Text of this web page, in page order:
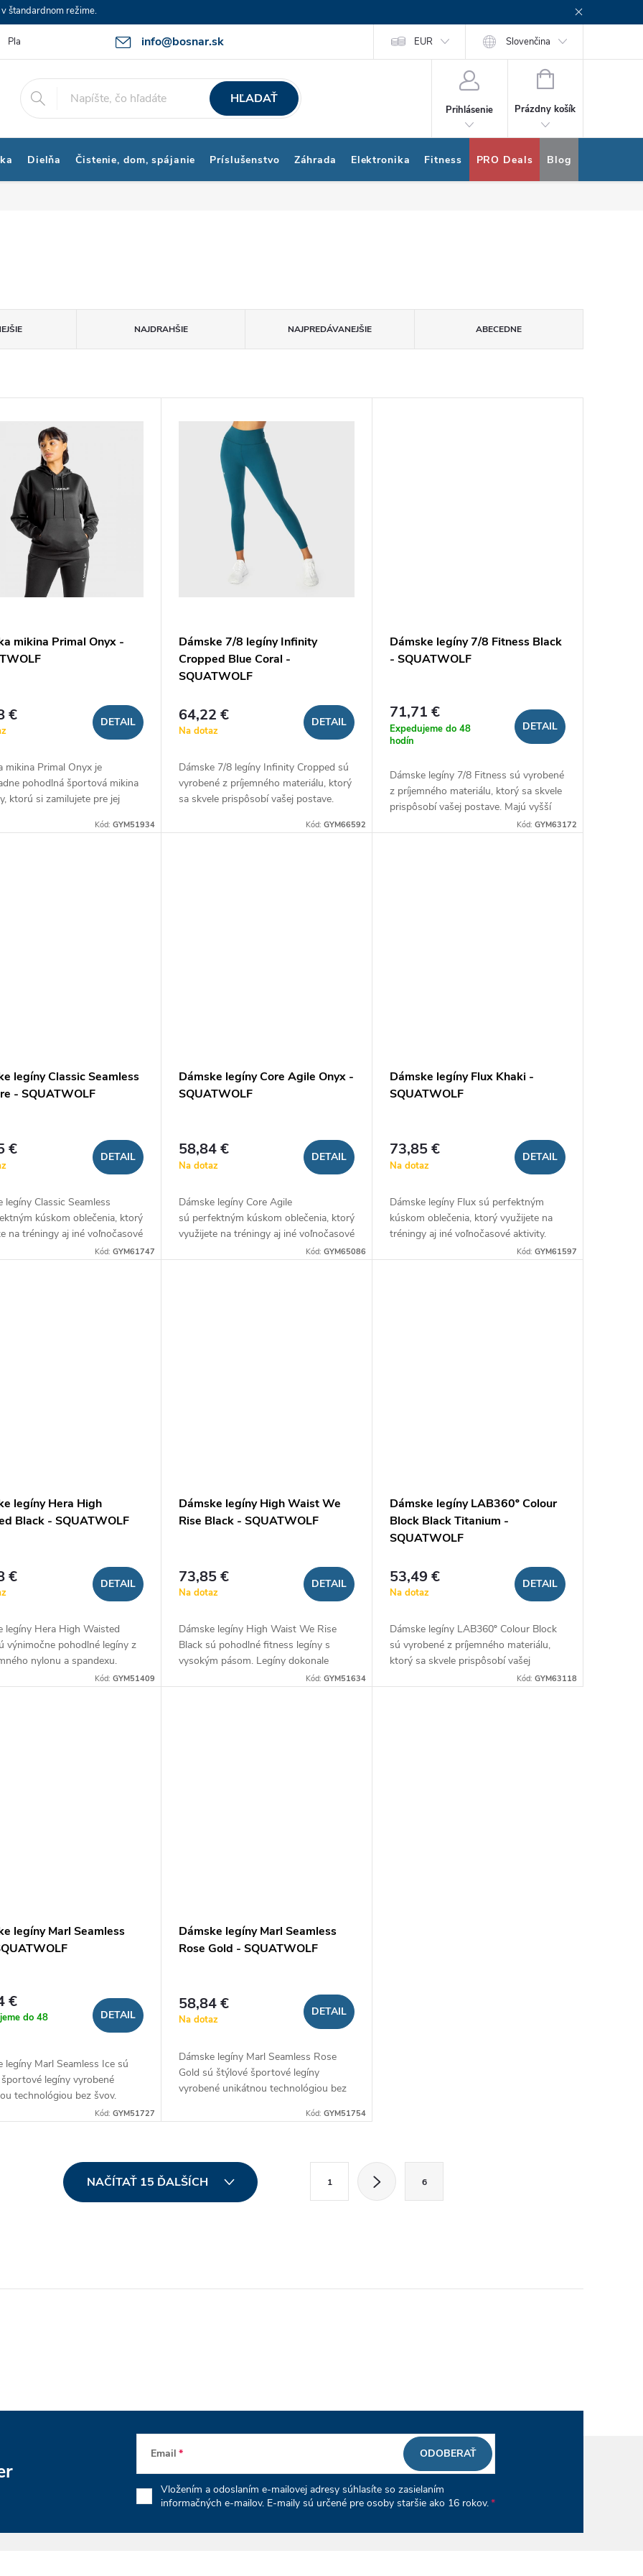
štandardnom režime.
info@bosnar.sk
Platby a Doprava Kontakty Obchodné podmienky Nákup na splátky Quatro
EUR Slovenčina
HĽADAŤ
Prihlásenie
NÁKUPNÝ
Prázdny košík
Dielňa Čistenie, dom, spájanie Príslušenstvo Záhrada Elektronika Fitness PRO Deals Blog
NAJDRAHŠIE NAJPREDÁVANEJŠIE ABECEDNE
mikina Primal Onyx -
€ DETAIL
mikina Primal Onyx je
pohodlná športová mikina
ktorú si zamilujete pre jej
Je doplnená o...Kód: GYM51934
Dámske 7/8 legíny Infinity
Cropped Blue Coral -
SQUATWOLF
64,22 €
Na dotaz
DETAIL
Dámske 7/8 legíny Infinity Cropped sú
vyrobené z príjemného materiálu, ktorý
sa skvele prispôsobí vašej postave.
vypracované pozadie. Materiál...
Kód: GYM66592
Dámske legíny 7/8 Fitness Black
- SQUATWOLF
71,71 €
Expedujeme do 48
hodín
DETAIL
Dámske legíny 7/8 Fitness sú vyrobené
z príjemného materiálu, ktorý sa skvele
prispôsobí vašej postave. Majú vyšší
pás zvýrazňujúci vypracovaný zadok....
Kód: GYM63172
legíny Classic Seamless
- SQUATWOLF
€ DETAIL
legíny Classic Seamless
kúskom oblečenia, ktorý
na tréningy aj iné voľnočasové
Kvalitný materiál legín sa
Kód: GYM61747
Dámske legíny Core Agile Onyx -
SQUATWOLF
58,84 €
Na dotaz
DETAIL
Dámske legíny Core Agile
sú perfektným kúskom oblečenia, ktorý
využijete na tréningy aj iné voľnočasové
aktivity. Kvalitný materiál legín sa môže
Kód: GYM65086
Dámske legíny Flux Khaki -
SQUATWOLF
73,85 €
Na dotaz
DETAIL
Dámske legíny Flux sú perfektným
kúskom oblečenia, ktorý využijete na
tréningy aj iné voľnočasové aktivity.
Kvalitný materiál legín sa môže
Kód: GYM61597
legíny Hera High
Black - SQUATWOLF
€ DETAIL
legíny Hera High Waisted
výnimočne pohodlné legíny z
nylonu a spandexu.
jedinečnej technológii 4-Way
Kód: GYM51409
Dámske legíny High Waist We
Rise Black - SQUATWOLF
73,85 €
Na dotaz
DETAIL
Dámske legíny High Waist We Rise
Black sú pohodlné fitness legíny s
vysokým pásom. Legíny dokonale
vytvarujú vaše pozadie vďaka dvojitým
Kód: GYM51634
Dámske legíny LAB360º Colour
Block Black Titanium -
SQUATWOLF
53,49 €
Na dotaz
DETAIL
Dámske legíny LAB360º Colour Block
sú vyrobené z príjemného materiálu,
ktorý sa skvele prispôsobí vašej
postave. Majú vyšší pás, vďakaKód: GYM63118
legíny Marl Seamless
€
do 48
DETAIL
legíny Marl Seamless Ice sú
legíny vyrobené
technológiou bez švov.
nej a prepracovanému
Kód: GYM51727
Dámske legíny Marl Seamless
Rose Gold - SQUATWOLF
58,84 €
Na dotaz
DETAIL
Dámske legíny Marl Seamless Rose
Gold sú štýlové športové legíny
vyrobené unikátnou technológiou bez
prepracovanému vysokému pásu sa
Kód: GYM51754
NAČÍTAŤ 15 ĎALŠÍCH
k
1 6
Email
Vložením a odoslaním e-mailovej adresy súhlasíte so zasielaním
informačných e-mailov. E-maily sú určené pre osoby staršie ako 16 rokov.
ODOBERAŤ